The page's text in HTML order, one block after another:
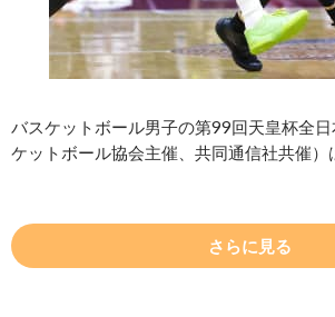
バスケットボール男子の第99回天皇杯全
ケットボール協会主催、共同通信社共催
さらに見る